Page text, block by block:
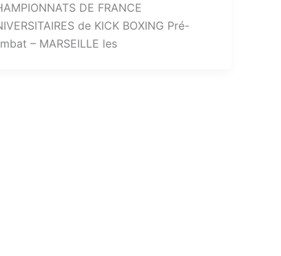
DE FRANCE
de KICK BOXING Pré-
– MARSEILLE les